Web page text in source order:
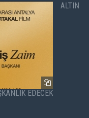
ALTIN
EDECEK